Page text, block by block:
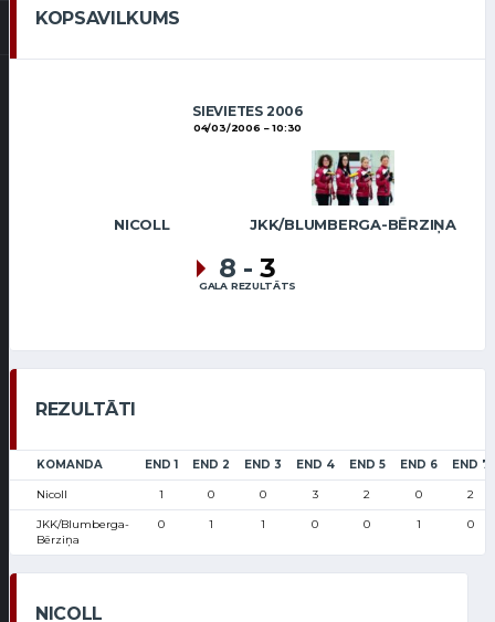
KOPSAVILKUMS
SIEVIETES 2006
04/03/2006 10:30
NICOLL JKK/BLUMBERGA-BĒRZIŅA
8 - 3
GALA REZULTĀTS
REZULTĀTI
KOMANDA END 1 END 2 END 3 END 4 END 5 END 6 END 7
Nicoll 1 0 0 3 2 0 2
JKK/Blumberga-
Bērziņa
0 1 1 0 0 1 0
NICOLL